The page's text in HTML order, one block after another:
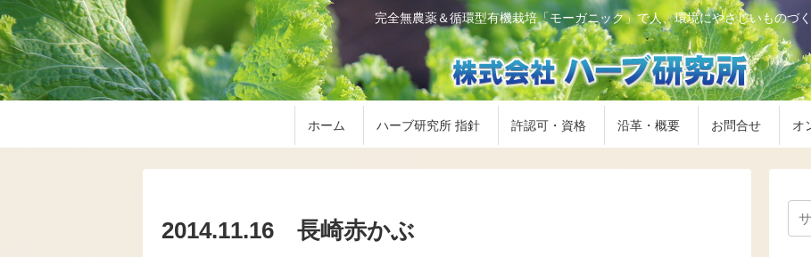
完全無農薬＆循環型有機栽培「モーガニック」で人、環境にやさしいものづ
ホーム ハーブ研究所 指針 許認可・資格 沿革・概要 お問合せ オ
2014.11.16 長崎赤かぶ